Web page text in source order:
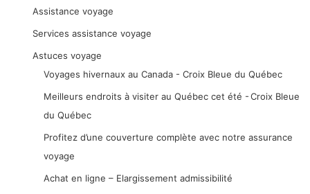
Assistance voyage
Services assistance voyage
Astuces voyage
Voyages hivernaux au Canada - Croix Bleue du Québec
Meilleurs endroits à visiter au Québec cet été - Croix Bleue
du Québec
Profitez d’une couverture complète avec notre assurance
voyage
Achat en ligne – Elargissement admissibilité